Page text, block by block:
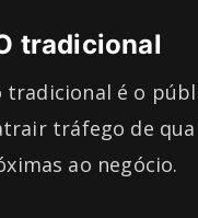
tradicional
é o
tráfego de
ao negócio.